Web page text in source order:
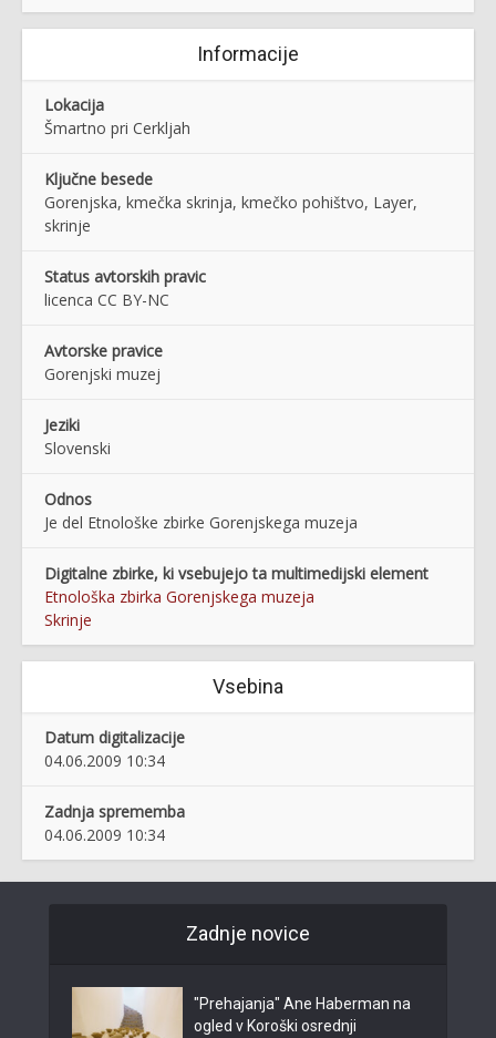
Informacije
Lokacija
Šmartno pri Cerkljah
Ključne besede
Gorenjska, kmečka skrinja, kmečko pohištvo, Layer,
skrinje
Status avtorskih pravic
licenca CC BY-NC
Avtorske pravice
Gorenjski muzej
Jeziki
Slovenski
Odnos
Je del Etnološke zbirke Gorenjskega muzeja
Digitalne zbirke, ki vsebujejo ta multimedijski element
Etnološka zbirka Gorenjskega muzeja
Skrinje
Vsebina
Datum digitalizacije
04.06.2009 10:34
Zadnja sprememba
04.06.2009 10:34
Zadnje novice
"Prehajanja" Ane Haberman na
ogled v Koroški osrednji